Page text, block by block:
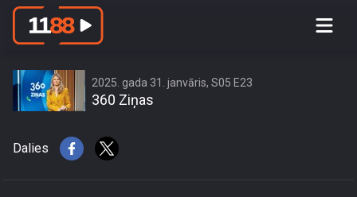
Nekas nav liecinājis, ka pa Rīgas
vēlējies aizbēgt no vecākiem
2025. gada 31. janvāris, S05 E23
360 Ziņas
Dalies